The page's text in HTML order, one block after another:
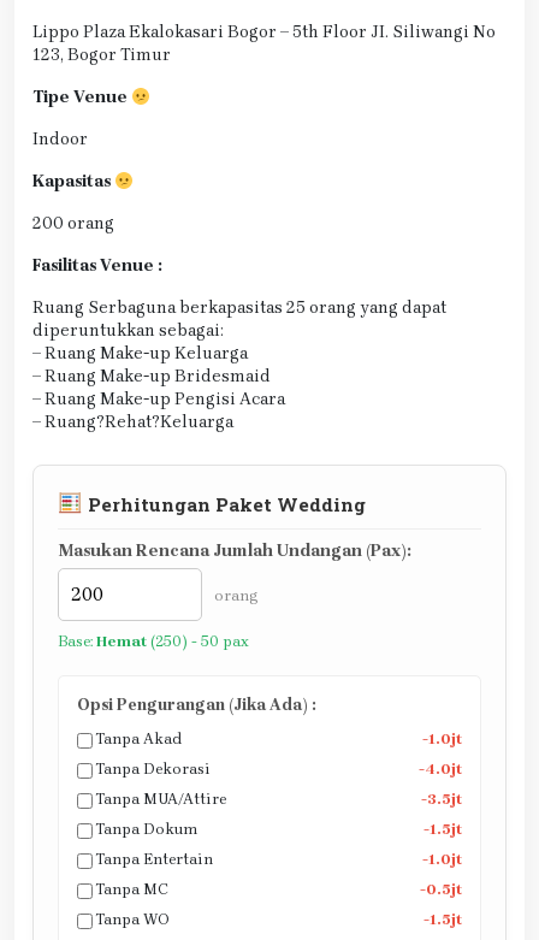
Lippo Plaza Ekalokasari Bogor – 5th Floor JI. Siliwangi No
123, Bogor Timur
Tipe Venue
Indoor
Kapasitas
200 orang
Fasilitas Venue :
Ruang Serbaguna berkapasitas 25 orang yang dapat
diperuntukkan sebagai:
– Ruang Make-up Keluarga
– Ruang Make-up Bridesmaid
– Ruang Make-up Pengisi Acara
– Ruang?Rehat?Keluarga
Perhitungan Paket Wedding
Masukan Rencana Jumlah Undangan (Pax):
orang
Base: Hemat (250) - 50 pax
Opsi Pengurangan (Jika Ada) :
Tanpa Akad
-1.0jt
Tanpa Dekorasi
-4.0jt
Tanpa MUA/Attire
-3.5jt
Tanpa Dokum
-1.5jt
Tanpa Entertain
-1.0jt
Tanpa MC
-0.5jt
Tanpa WO
-1.5jt